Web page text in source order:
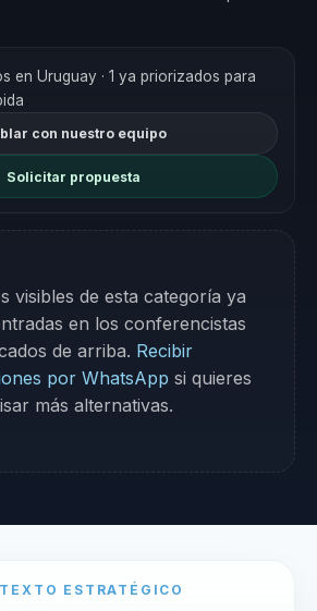
en Uruguay · 1 ya priorizados para
con nuestro equipo
Solicitar propuesta
visibles de esta categoría ya
en los conferencistas
de arriba. Recibir
por WhatsApp si quieres
más alternativas.
ESTRATÉGICO